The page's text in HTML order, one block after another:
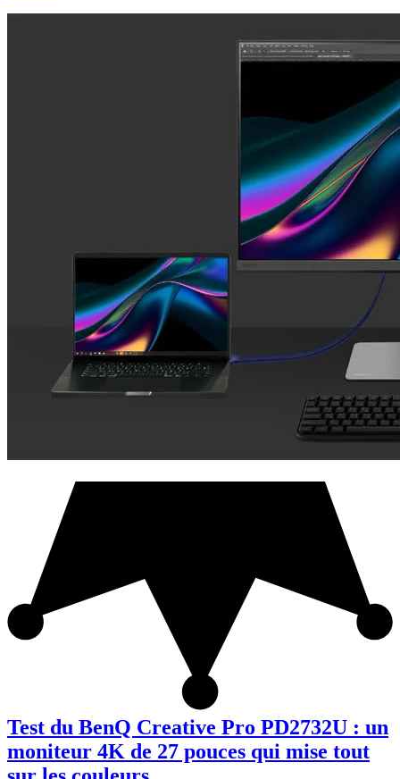
Test du BenQ Creative Pro PD2732U : un
moniteur 4K de 27 pouces qui mise tout